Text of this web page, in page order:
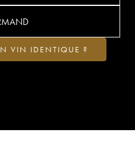
VIN IDENTIQUE ?